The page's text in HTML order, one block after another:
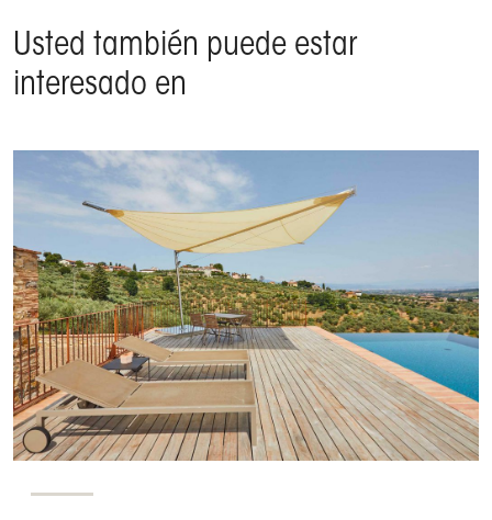
Usted también puede estar
interesado en